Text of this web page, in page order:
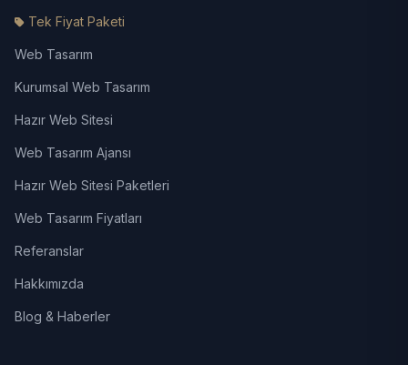
Tek Fiyat Paketi
Web Tasarım
Kurumsal Web Tasarım
Hazır Web Sitesi
Web Tasarım Ajansı
Hazır Web Sitesi Paketleri
Web Tasarım Fiyatları
Referanslar
Hakkımızda
Blog & Haberler